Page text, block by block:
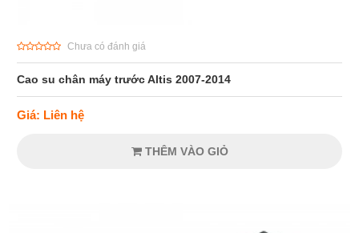
Chưa có đánh giá
Cao su chân máy trước Altis 2007-2014
Giá: Liên hệ
THÊM VÀO GIỎ